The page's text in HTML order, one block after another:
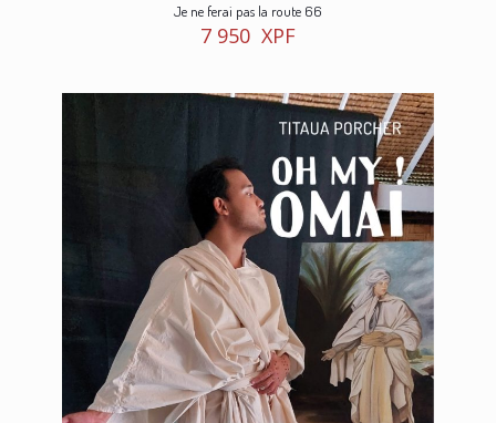
Je ne ferai pas la route 66
7 950 XPF